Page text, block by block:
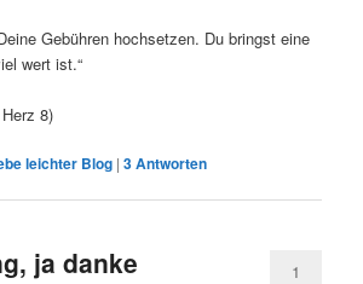
Gebühren hochsetzen. Du bringst eine
wert ist.“
8)
leichter Blog |3Antworten
ja danke 1